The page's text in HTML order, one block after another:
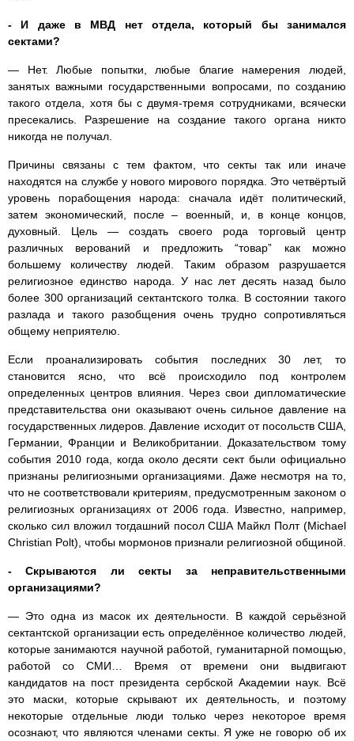
- И даже в МВД нет отдела, который бы занимался
сектами?
— Нет. Любые попытки, любые благие намерения людей,
занятых важными государственными вопросами, по созданию
такого отдела, хотя бы с двумя-тремя сотрудниками, всячески
пресекались. Разрешение на создание такого органа никто
никогда не получал.
Причины связаны с тем фактом, что секты так или иначе
находятся на службе у нового мирового порядка. Это четвёртый
уровень порабощения народа: сначала идёт политический,
затем экономический, после – военный, и, в конце концов,
духовный. Цель — создать своего рода торговый центр
различных верований и предложить “товар” как можно
большему количеству людей. Таким образом разрушается
религиозное единство народа. У нас лет десять назад было
более 300 организаций сектантского толка. В состоянии такого
разлада и такого разобщения очень трудно сопротивляться
общему неприятелю.
Если проанализировать события последних 30 лет, то
становится ясно, что всё происходило под контролем
определенных центров влияния. Через свои дипломатические
представительства они оказывают очень сильное давление на
государственных лидеров. Давление исходит от посольств США,
Германии, Франции и Великобритании. Доказательством тому
события 2010 года, когда около десяти сект были официально
признаны религиозными организациями. Даже несмотря на то,
что не соответствовали критериям, предусмотренным законом о
религиозных организациях от 2006 года. Известно, например,
сколько сил вложил тогдашний посол США Майкл Полт (Michael
Christian Polt), чтобы мормонов признали религиозной общиной.
- Скрываются ли секты за неправительственными
организациями?
— Это одна из масок их деятельности. В каждой серьёзной
сектантской организации есть определённое количество людей,
которые занимаются научной работой, гуманитарной помощью,
работой со СМИ… Время от времени они выдвигают
кандидатов на пост президента сербской Академии наук. Всё
это маски, которые скрывают их деятельность, и поэтому
некоторые отдельные люди только через некоторое время
осознают, что являются членами секты. Я уже не говорю об их